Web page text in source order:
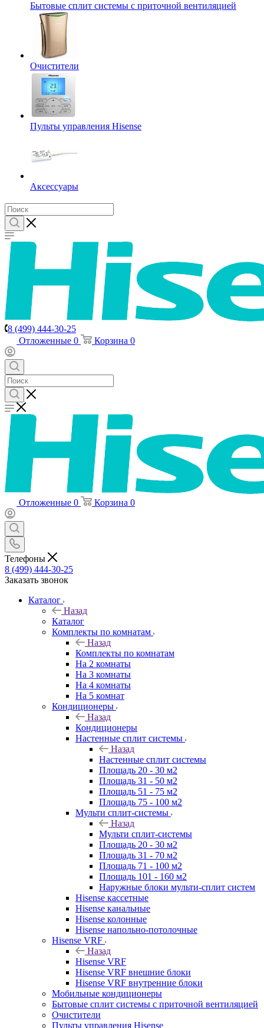
Бытовые сплит системы с приточной вентиляцией
Очистители
Пульты управления Hisense
Аксессуары
8 (499) 444-30-25
Отложенные 0 Корзина 0
Отложенные 0 Корзина 0
Телефоны
8 (499) 444-30-25
Заказать звонок
Каталог
Назад
Каталог
Комплекты по комнатам
Назад
Комплекты по комнатам
На 2 комнаты
На 3 комнаты
На 4 комнаты
На 5 комнат
Кондиционеры
Назад
Кондиционеры
Настенные сплит системы
Назад
Настенные сплит системы
Площадь 20 - 30 м2
Площадь 31 - 50 м2
Площадь 51 - 75 м2
Площадь 75 - 100 м2
Мульти сплит-системы
Назад
Мульти сплит-системы
Площадь 20 - 30 м2
Площадь 31 - 70 м2
Площадь 71 - 100 м2
Площадь 101 - 160 м2
Наружные блоки мульти-сплит систем
Hisense кассетные
Hisense канальные
Hisense колонные
Hisense напольно-потолочные
Hisense VRF
Назад
Hisense VRF
Hisense VRF внешние блоки
Hisense VRF внутренние блоки
Мобильные кондиционеры
Бытовые сплит системы с приточной вентиляцией
Очистители
Пульты управления Hisense